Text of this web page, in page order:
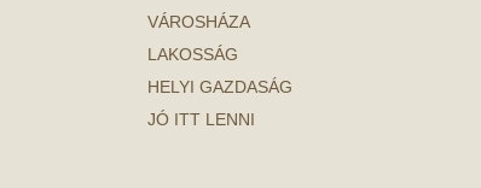
VÁROSHÁZA
LAKOSSÁG
HELYI GAZDASÁG
JÓ ITT LENNI